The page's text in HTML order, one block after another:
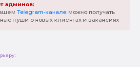
админов:
Telegram-канале можно получать
пуши о новых клиентах и вакансиях